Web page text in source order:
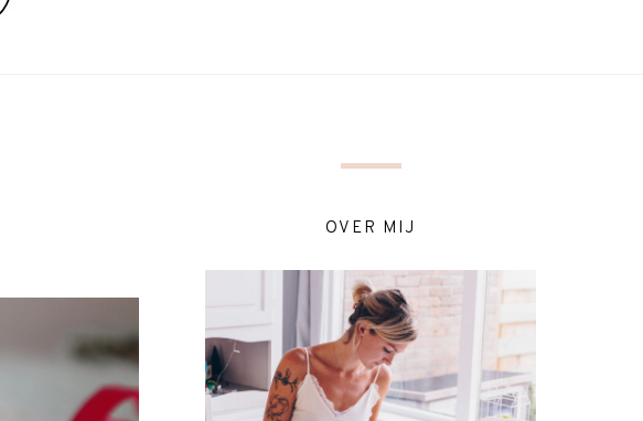
OVER MIJ